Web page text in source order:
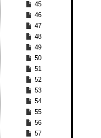
45
46
47
48
49
50
51
52
53
54
55
56
57